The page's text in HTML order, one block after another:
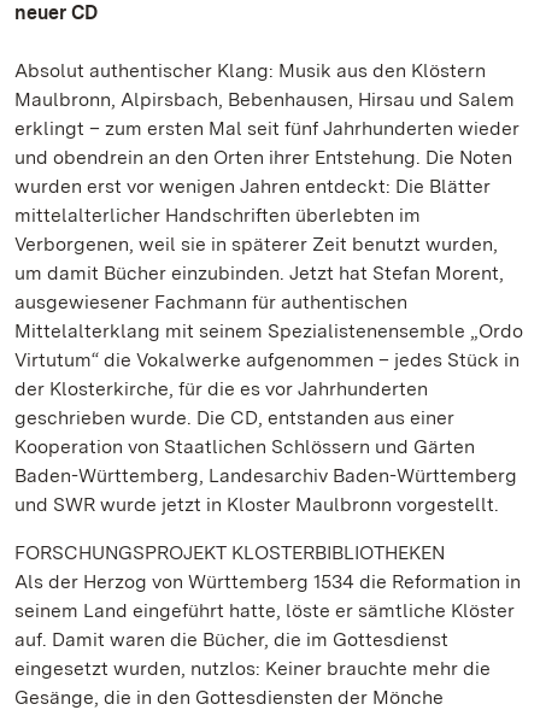
neuer CD
Absolut authentischer Klang: Musik aus den Klöstern
Maulbronn, Alpirsbach, Bebenhausen, Hirsau und Salem
erklingt – zum ersten Mal seit fünf Jahrhunderten wieder
und obendrein an den Orten ihrer Entstehung. Die Noten
wurden erst vor wenigen Jahren entdeckt: Die Blätter
mittelalterlicher Handschriften überlebten im
Verborgenen, weil sie in späterer Zeit benutzt wurden,
um damit Bücher einzubinden. Jetzt hat Stefan Morent,
ausgewiesener Fachmann für authentischen
Mittelalterklang mit seinem Spezialistenensemble „Ordo
Virtutum“ die Vokalwerke aufgenommen – jedes Stück in
der Klosterkirche, für die es vor Jahrhunderten
geschrieben wurde. Die CD, entstanden aus einer
Kooperation von Staatlichen Schlössern und Gärten
Baden-Württemberg, Landesarchiv Baden-Württemberg
und SWR wurde jetzt in Kloster Maulbronn vorgestellt.
FORSCHUNGSPROJEKT KLOSTERBIBLIOTHEKEN
Als der Herzog von Württemberg 1534 die Reformation in
seinem Land eingeführt hatte, löste er sämtliche Klöster
auf. Damit waren die Bücher, die im Gottesdienst
eingesetzt wurden, nutzlos: Keiner brauchte mehr die
Gesänge, die in den Gottesdiensten der Mönche